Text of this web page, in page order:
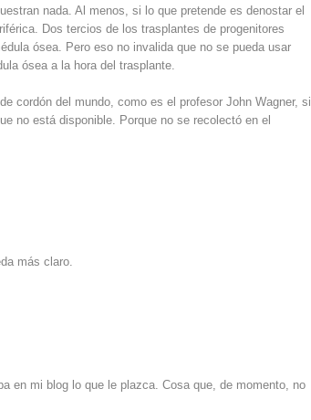
nada. Al menos, si lo que pretende es denostar el
Dos tercios de los trasplantes de progenitores
ósea. Pero eso no invalida que no se pueda usar
ósea a la hora del trasplante.
cordón del mundo, como es el profesor John Wagner, si
no está disponible. Porque no se recolectó en el
más claro.
en mi blog lo que le plazca. Cosa que, de momento, no